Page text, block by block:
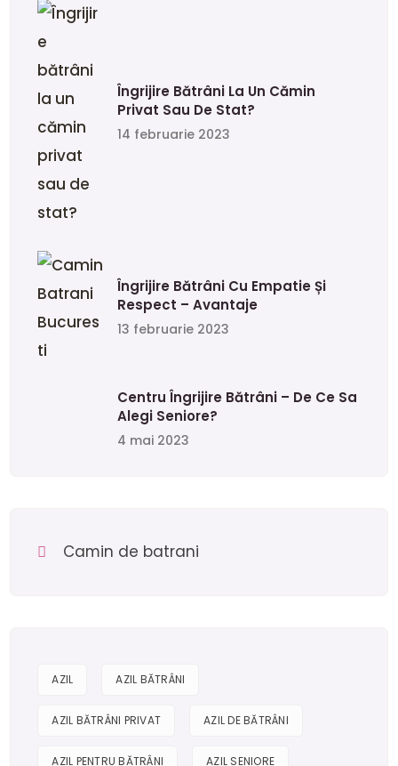
Îngrijire Bătrâni La Un Cămin
Privat Sau De Stat?
14 februarie 2023
Îngrijire Bătrâni Cu Empatie Și
Respect – Avantaje
13 februarie 2023
Centru Îngrijire Bătrâni – De Ce Sa
Alegi Seniore?
4 mai 2023
Camin de batrani
AZIL AZIL BĂTRÂNI
AZIL BĂTRÂNI PRIVAT AZIL DE BĂTRÂNI
AZIL PENTRU BĂTRÂNI AZIL SENIORE